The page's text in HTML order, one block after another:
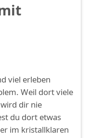
viel erleben
Weil dort viele
dir nie
du dort etwas
im kristallklaren